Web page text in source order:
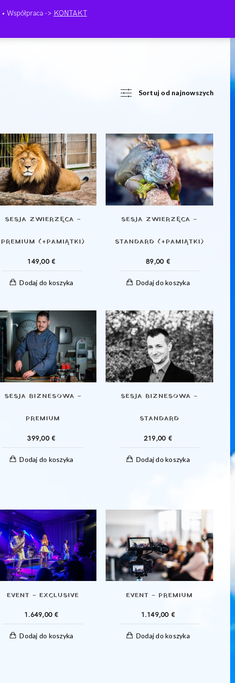
Sortuj od najnowszych
SESJA ZWIERZĘCA –
PREMIUM (+PAMIĄTKI)
149,00 €
Dodaj do koszyka
SESJA ZWIERZĘCA –
STANDARD (+PAMIĄTKI)
89,00 €
Dodaj do koszyka
SESJA BIZNESOWA –
PREMIUM
399,00 €
Dodaj do koszyka
SESJA BIZNESOWA –
STANDARD
219,00 €
Dodaj do koszyka
EVENT – EXCLUSIVE
1.649,00 €
Dodaj do koszyka
EVENT – PREMIUM
1.149,00 €
Dodaj do koszyka
• Współpraca -> KONTAKT